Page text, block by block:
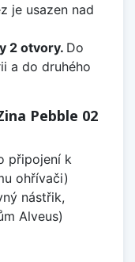
je usazen nad
2 otvory. Do
a do druhého
Pebble 02
připojení k
ohřívači)
nástřik,
Alveus)